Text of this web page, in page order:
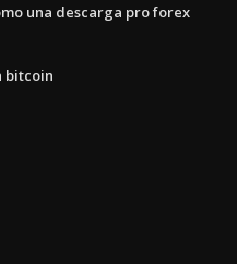
una descarga pro forex
bitcoin